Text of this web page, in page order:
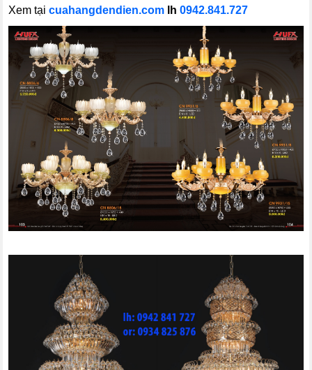
Xem tạicuahangdendien.com lh0942.841.727